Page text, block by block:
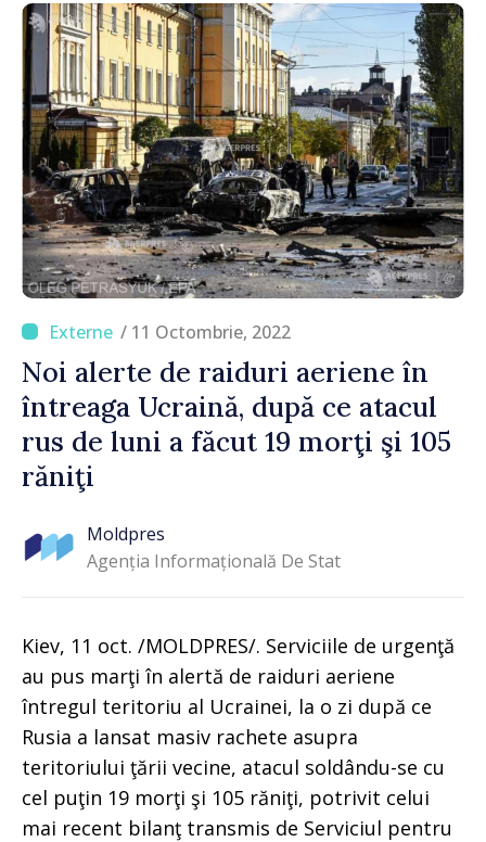
/ 11 Octombrie, 2022
Noi alerte de raiduri aeriene în
întreaga Ucraină, după ce atacul
rus de luni a făcut 19 morţi şi 105
răniţi
Moldpres
Agenția Informațională De Stat
Kiev, 11 oct. /MOLDPRES/. Serviciile de urgenţă
au pus marţi în alertă de raiduri aeriene
întregul teritoriu al Ucrainei, la o zi după ce
Rusia a lansat masiv rachete asupra
teritoriului ţării vecine, atacul soldându-se cu
cel puţin 19 morţi şi 105 răniţi, potrivit celui
mai recent bilanţ transmis de Serviciul pentru